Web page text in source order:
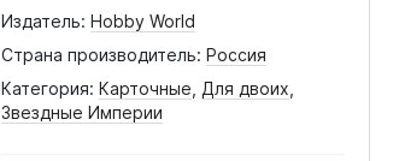
Издатель: Hobby World
Страна производитель: Россия
Категория: Карточные Для двоих
Звездные Империи